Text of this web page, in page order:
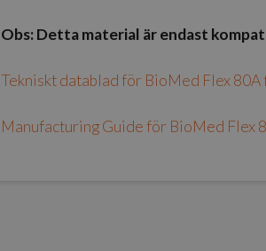
Obs: Detta material är endast
Tekniskt datablad för BioMed Flex 80A
Manufacturing Guide för BioMed Flex